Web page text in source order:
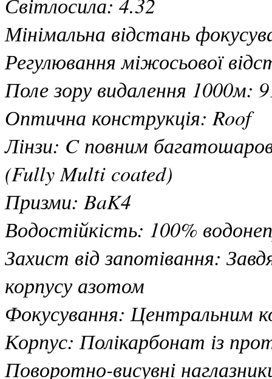
Мінімальна відстань
Регулювання міжосьової
Поле зору видалення 1000м:
Оптична конструкція: Roof
Лінзи: C повним
(Fully Multi coated)
Призми: BaK4
Водостійкість: 100%
Захист від запотівання:
корпусу азотом
Фокусування: Центральним
Корпус: Полікарбонат із
Поворотно-висувні